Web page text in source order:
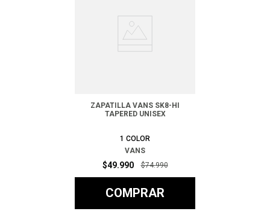
ZAPATILLA VANS SK8-HI
TAPERED UNISEX
1 COLOR
VANS
$49.990 $74.990
COMPRAR